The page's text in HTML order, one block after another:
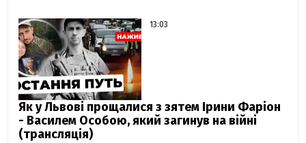
13:03
Як у Львові прощалися з зятем Ірини Фаріон
- Василем Особою, який загинув на війні
(трансляція)